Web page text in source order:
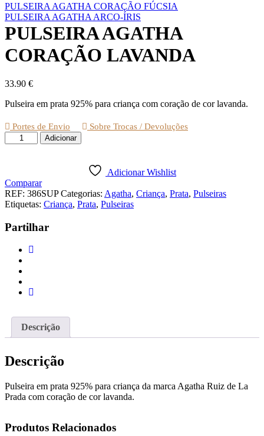
PULSEIRA AGATHA CORAÇÃO FÚCSIA
PULSEIRA AGATHA ARCO-ÍRIS
PULSEIRA AGATHA
CORAÇÃO LAVANDA
33.90 €
Pulseira em prata 925% para criança com coração de cor lavanda.
Portes de Envio Sobre Trocas / Devoluções
Quantidade
de
CORAÇÃO
LAVANDA
Adicionar
Adicionar Wishlist
Comparar
REF: 386SUP Categorias: Agatha, Criança, Prata, Pulseiras
Etiquetas: Criança, Prata, Pulseiras
Partilhar
Descrição
Descrição
Pulseira em prata 925% para criança da marca Agatha Ruiz de La
Prada com coração de cor lavanda.
Produtos Relacionados